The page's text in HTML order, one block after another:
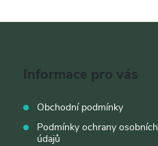
Informace pro vás
Obchodní podmínky
Podmínky ochrany osobních
údajů